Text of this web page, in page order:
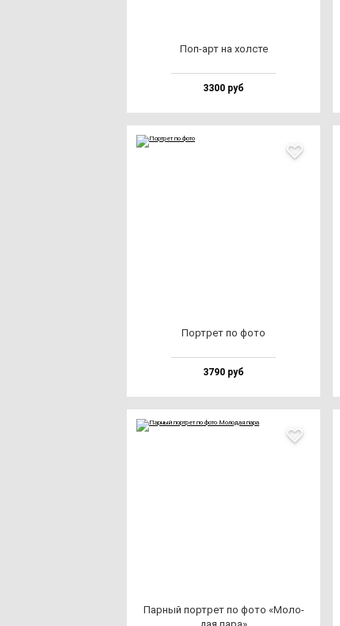
Поп-арт на хол­сте
3300 руб
Пор­трет по фо­то
3790 руб
Пар­ный пор­трет по фо­то «Моло­